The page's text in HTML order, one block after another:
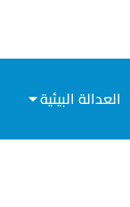
العدالة البيئية